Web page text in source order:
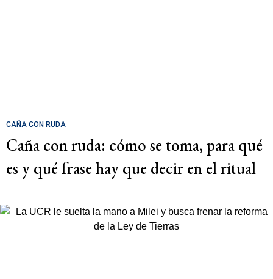
CAÑA CON RUDA
Caña con ruda: cómo se toma, para qué
es y qué frase hay que decir en el ritual